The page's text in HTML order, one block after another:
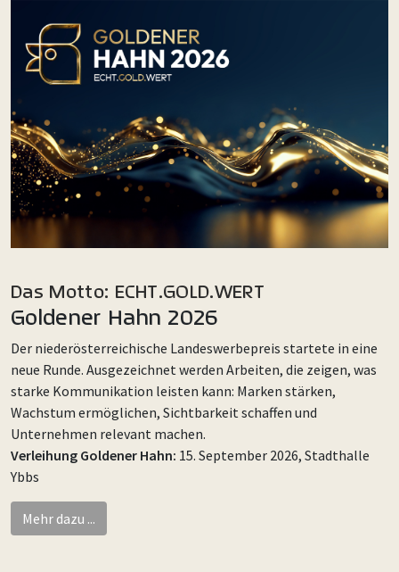
Das Motto: ECHT.GOLD.WERT
Goldener Hahn 2026
Der niederösterreichische Landeswerbepreis startete in eine
neue Runde. Ausgezeichnet werden Arbeiten, die zeigen, was
starke Kommunikation leisten kann: Marken stärken,
Wachstum ermöglichen, Sichtbarkeit schaffen und
Unternehmen relevant machen.
Verleihung Goldener Hahn: 15. September 2026, Stadthalle
Ybbs
Mehr dazu ...